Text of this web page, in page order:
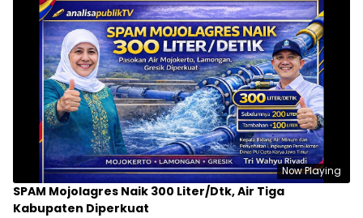
Now Playing
SPAM Mojolagres Naik 300 Liter/Dtk, Air Tiga
Kabupaten Diperkuat